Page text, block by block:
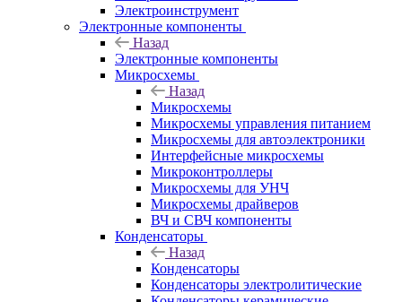
Электроинструмент
Электронные компоненты
Назад
Электронные компоненты
Микросхемы
Назад
Микросхемы
Микросхемы управления питанием
Микросхемы для автоэлектроники
Интерфейсные микросхемы
Микроконтроллеры
Микросхемы для УНЧ
Микросхемы драйверов
ВЧ и СВЧ компоненты
Конденсаторы
Назад
Конденсаторы
Конденсаторы электролитические